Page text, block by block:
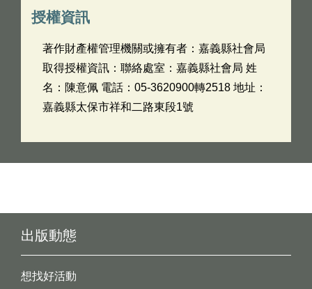
授權資訊
著作財產權管理機關或擁有者：嘉義縣社會局
取得授權資訊：聯絡處室：嘉義縣社會局 姓
名：陳意佩 電話：05-3620900轉2518 地址：
嘉義縣太保市祥和二路東段1號
出版動態
想找好活動